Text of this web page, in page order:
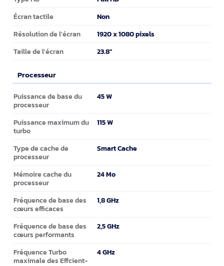
Écran tactile Non
Résolution de l'écran 1920 x 1080 pixels
Taille de l'écran 23.8"
Processeur
Processeur
Puissance de base du
processeur
45 W
Puissance maximum du
turbo
115 W
Type de cache de
processeur
Smart Cache
Mémoire cache du
processeur
24 Mo
Fréquence de base des
cœurs efficaces
1,8 GHz
Fréquence de base des
cœurs performants
2,5 GHz
Fréquence Turbo
maximale des Effcient-
4 GHz